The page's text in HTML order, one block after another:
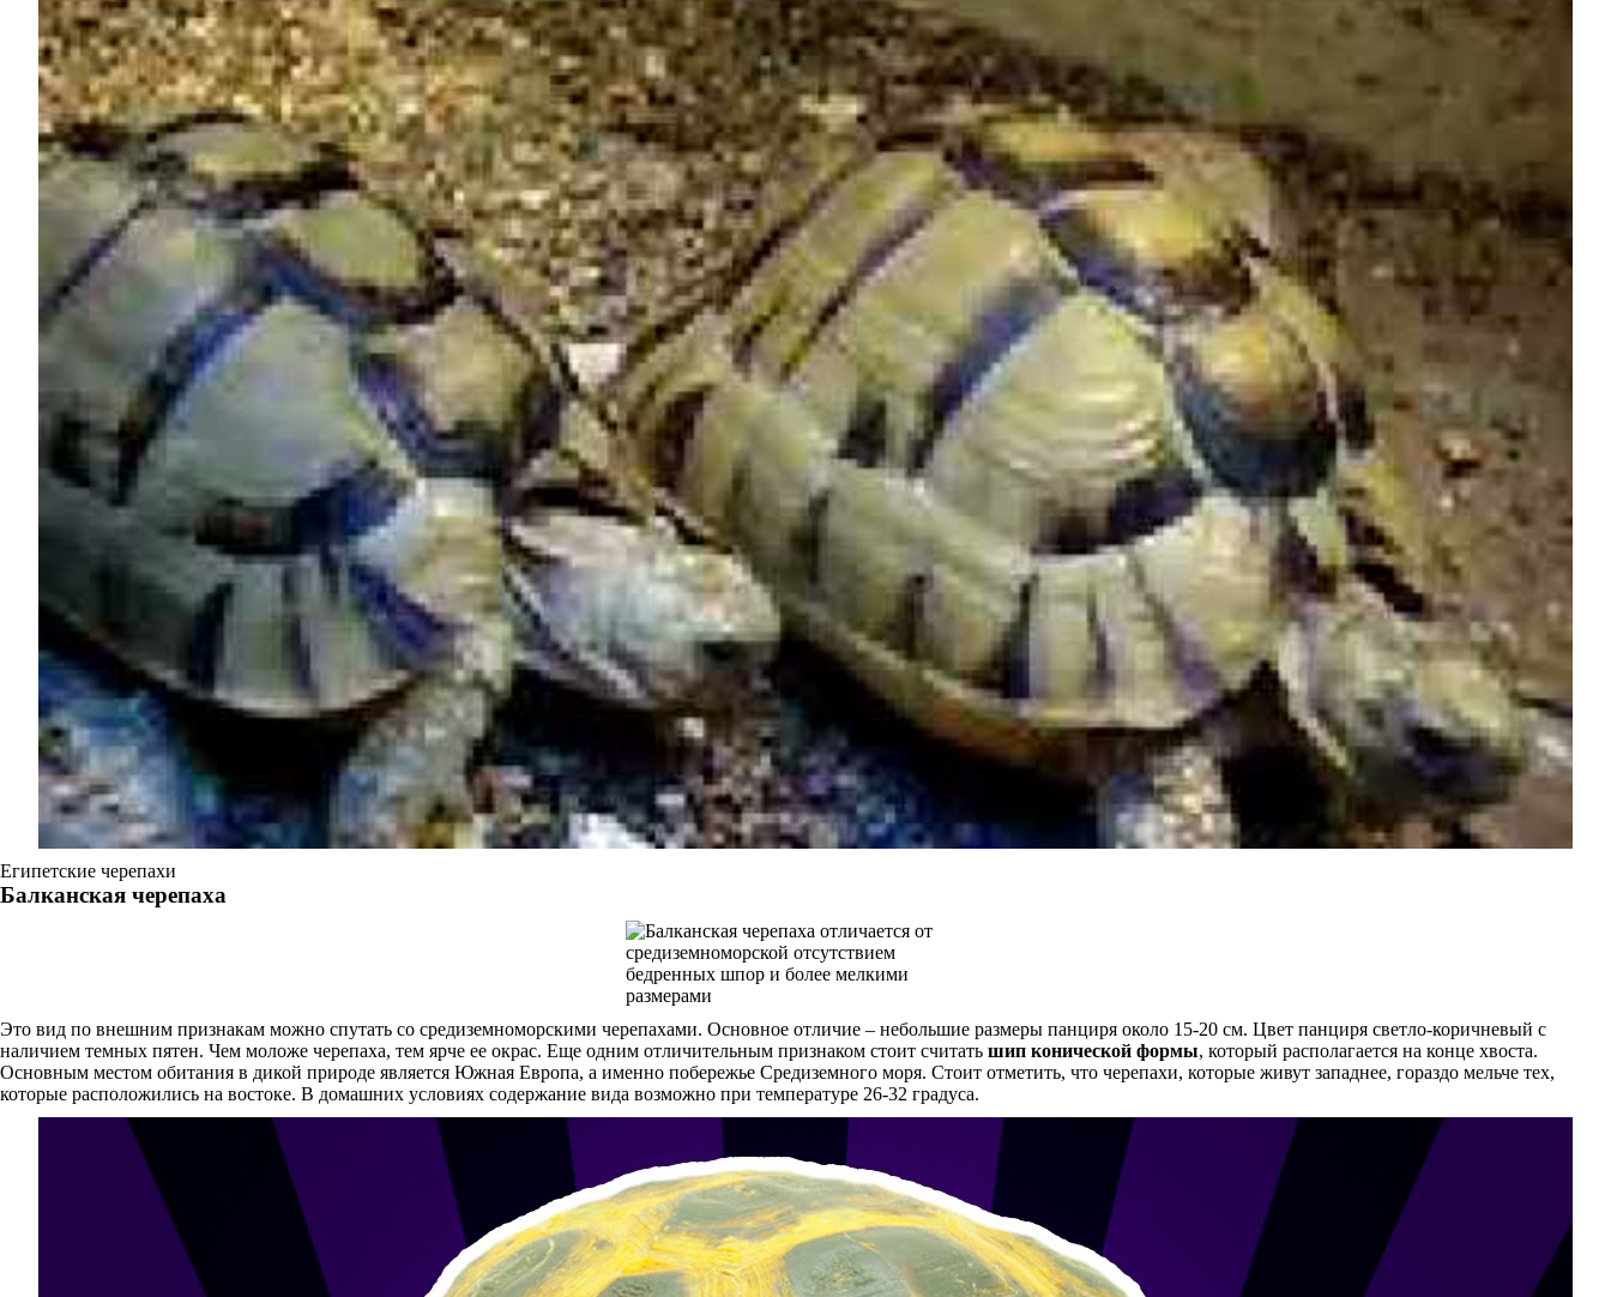
Египетские черепахи
Балканская черепаха
Это вид по внешним признакам можно спутать со средиземноморскими черепахами. Основное отличие – небольшие размеры панциря около 15-20 см. Цвет панциря светло-коричневый с
наличием темных пятен. Чем моложе черепаха, тем ярче ее окрас. Еще одним отличительным признаком стоит считать шип конической формы, который располагается на конце хвоста.
Основным местом обитания в дикой природе является Южная Европа, а именно побережье Средиземного моря. Стоит отметить, что черепахи, которые живут западнее, гораздо мельче тех,
которые расположились на востоке. В домашних условиях содержание вида возможно при температуре 26-32 градуса.